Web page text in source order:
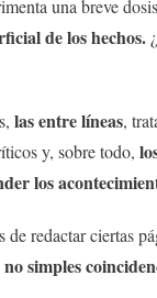
una breve
de los hechos.
las entre líneas,
y, sobre todo,
los
de redactar ciertas
simples